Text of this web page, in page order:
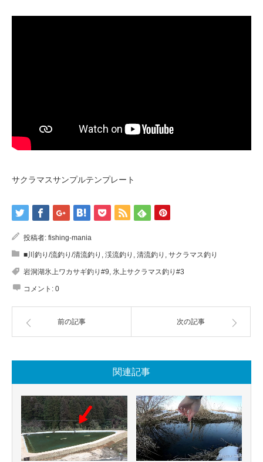
サクラマスサンプルテンプレート
投稿者: fishing-mania
■川釣り/流釣り/清流釣り , 渓流釣り , 清流釣り , サクラマス釣り
岩洞湖氷上ワカサギ釣り#9, 氷上サクラマス釣り#3
コメント: 0
前の記事 次の記事
関連記事